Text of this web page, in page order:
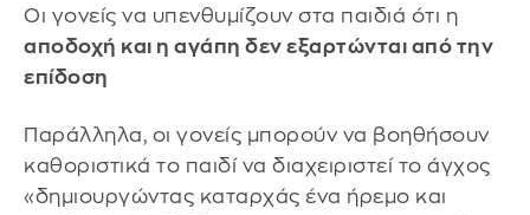
Οι γονείς να υπενθυμίζουν στα παιδιά ότι η
αποδοχή και η αγάπη δεν εξαρτώνται από την
επίδοση
Παράλληλα, οι γονείς μπορούν να βοηθήσουν
καθοριστικά το παιδί να διαχειριστεί το άγχος
«δημιουργώντας καταρχάς ένα ήρεμο και